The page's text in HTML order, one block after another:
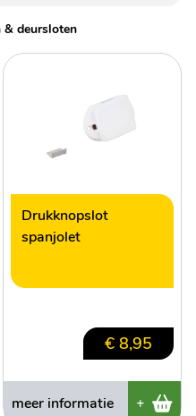
& deursloten
Drukknopslot
spanjolet
€ 8,95
meer informatie +